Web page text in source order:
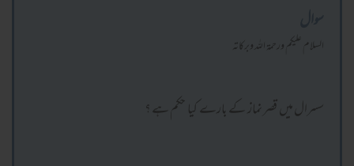
السلام عليكم ورحمة الله وبركاته
سسرال میں قصر نماز کے بارے کیا حکم ہے ؟